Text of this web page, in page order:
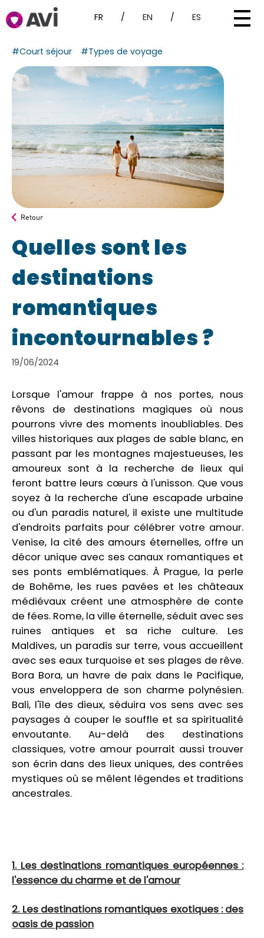
FR / EN / ES
#Court séjour #Types de voyage
Retour
Quelles sont les
destinations
romantiques
incontournables ?
19/06/2024
Lorsque l'amour frappe à nos portes, nous
rêvons de destinations magiques où nous
pourrons vivre des moments inoubliables. Des
villes historiques aux plages de sable blanc, en
passant par les montagnes majestueuses, les
amoureux sont à la recherche de lieux qui
feront battre leurs cœurs à l'unisson. Que vous
soyez à la recherche d'une escapade urbaine
ou d'un paradis naturel, il existe une multitude
d'endroits parfaits pour célébrer votre amour.
Venise, la cité des amours éternelles, offre un
décor unique avec ses canaux romantiques et
ses ponts emblématiques. À Prague, la perle
de Bohême, les rues pavées et les châteaux
médiévaux créent une atmosphère de conte
de fées. Rome, la ville éternelle, séduit avec ses
ruines antiques et sa riche culture. Les
Maldives, un paradis sur terre, vous accueillent
avec ses eaux turquoise et ses plages de rêve.
Bora Bora, un havre de paix dans le Pacifique,
vous enveloppera de son charme polynésien.
Bali, l'île des dieux, séduira vos sens avec ses
paysages à couper le souffle et sa spiritualité
envoutante. Au-delà des destinations
classiques, votre amour pourrait aussi trouver
son écrin dans des lieux uniques, des contrées
mystiques où se mêlent légendes et traditions
ancestrales.
1. Les destinations romantiques européennes :
l'essence du charme et de l'amour
2. Les destinations romantiques exotiques : des
oasis de passion